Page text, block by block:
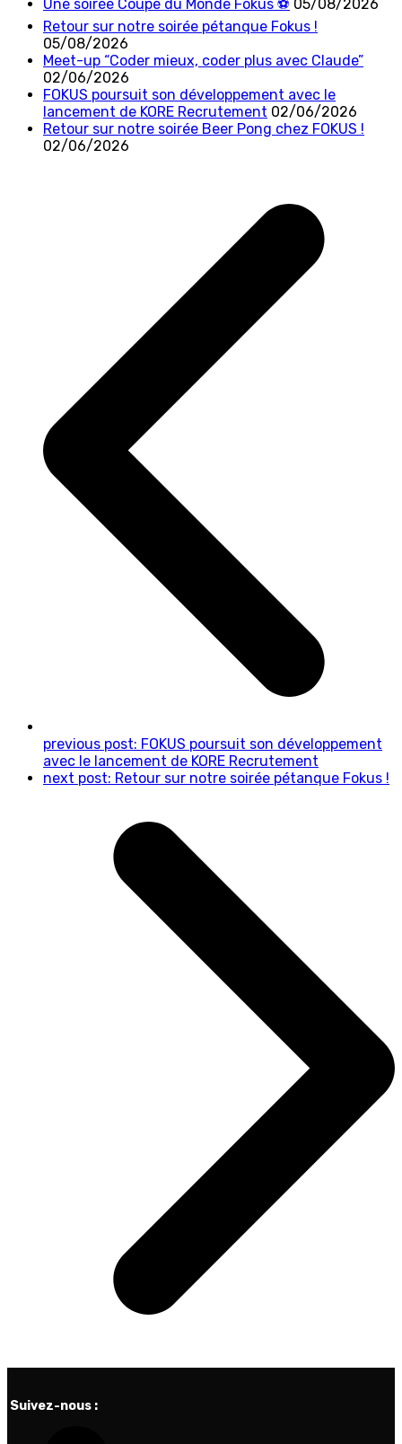
Une soirée Coupe du Monde Fokus ⚽ 05/08/2026
Retour sur notre soirée pétanque Fokus !
05/08/2026
Meet-up “Coder mieux, coder plus avec Claude”
02/06/2026
FOKUS poursuit son développement avec le
lancement de KORE Recrutement 02/06/2026
Retour sur notre soirée Beer Pong chez FOKUS !
02/06/2026
previous post: FOKUS poursuit son développement
avec le lancement de KORE Recrutement
next post: Retour sur notre soirée pétanque Fokus !
Suivez-nous :